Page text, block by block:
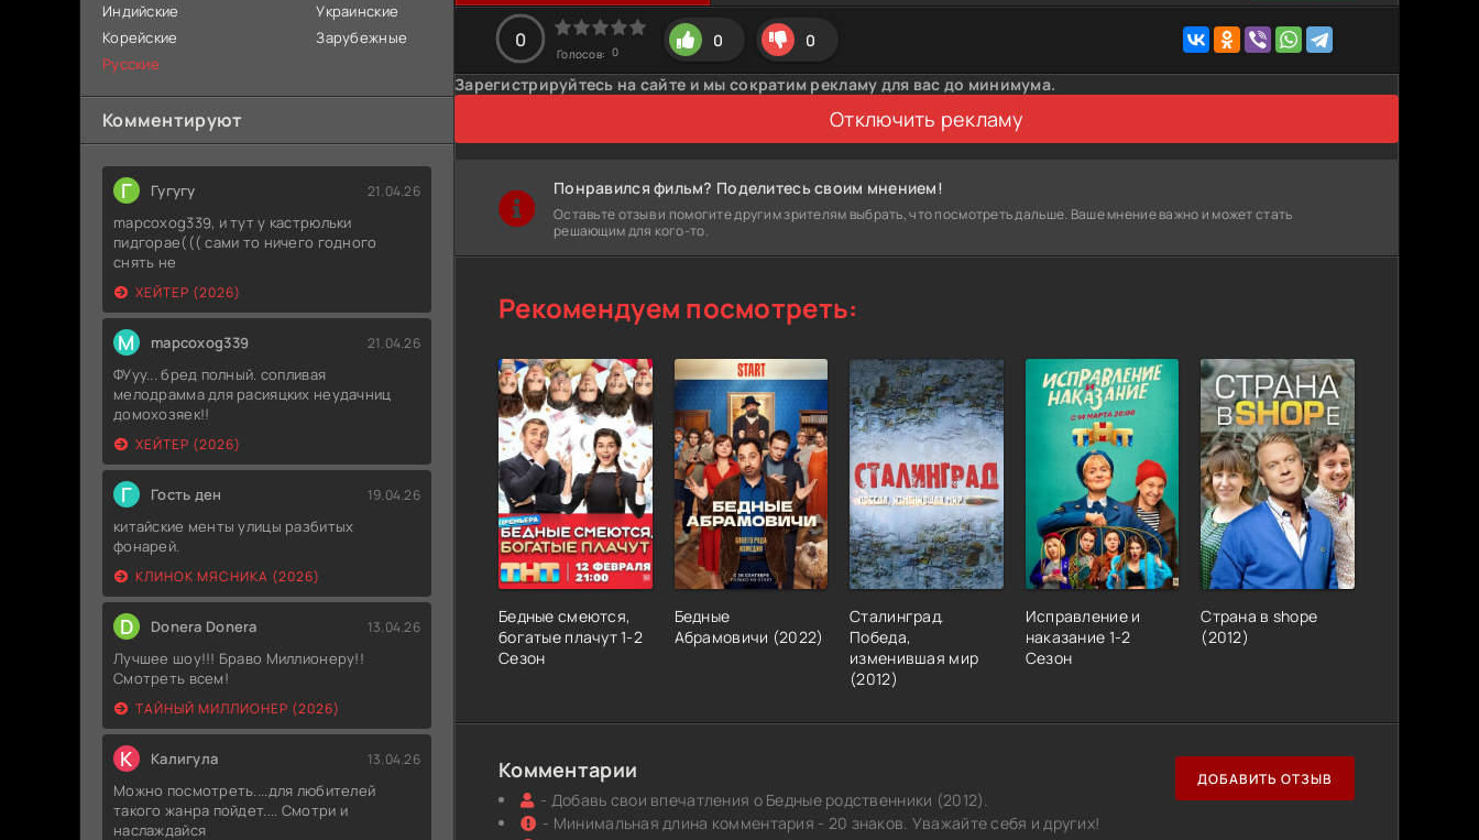
Индийские
Корейские
Русские
Украинские
Зарубежные
Комментируют
Г Гугугу 21.04.26
mapcoxog339, и тут у кастрюльки
пидгорае((( сами то ничего годного
снять не
ХЕЙТЕР (2026)
M mapcoxog339 21.04.26
ФУуу... бред полный. сопливая
мелодрамма для расияцких неудачниц
домохозяек!!
ХЕЙТЕР (2026)
Г Гость ден 19.04.26
китайские менты улицы разбитых
фонарей.
КЛИНОК МЯСНИКА (2026)
D Donera Donera 13.04.26
Лучшее шоу!!! Браво Миллионеру!!
Смотреть всем!
ТАЙНЫЙ МИЛЛИОНЕР (2026)
К Калигула 13.04.26
Можно посмотреть....для любителей
такого жанра пойдет.... Смотри и
наслаждайся
0
Голосов: 0
0 0
Зарегистрируйтесь на сайте и мы сократим рекламу для вас до минимума.
Отключить рекламу
Понравился фильм? Поделитесь своим мнением!
Оставьте отзыв и помогите другим зрителям выбрать, что посмотреть дальше. Ваше мнение важно и может стать
решающим для кого-то.
Рекомендуем посмотреть:
Бедные смеются,
богатые плачут 1-2
Сезон
Бедные
Абрамовичи (2022)
Сталинград.
Победа,
изменившая мир
(2012)
Исправление и
наказание 1-2
Сезон
Страна в shope
(2012)
Комментарии
- Добавь свои впечатления о Бедные родственники (2012).
- Минимальная длина комментария - 20 знаков. Уважайте себя и других!
ДОБАВИТЬ ОТЗЫВ